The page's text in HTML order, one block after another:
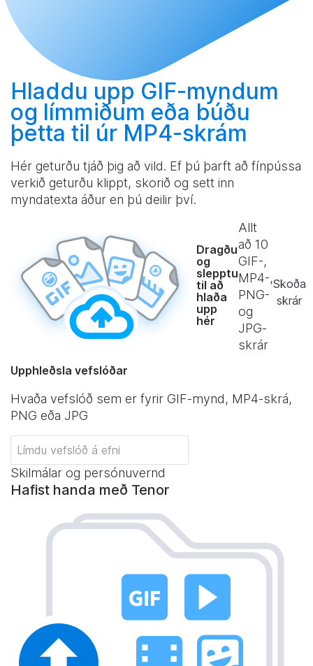
Hladdu upp GIF-myndum
og límmiðum eða búðu
þetta til úr MP4-skrám
Hér geturðu tjáð þig að vild. Ef þú þarft að fínpússa
verkið geturðu klippt, skorið og sett inn
myndatexta áður en þú deilir því.
Dragðu
og
slepptu
til að
hlaða
upp
hér
Allt
að 10
GIF-,
MP4-,
PNG-
og
JPG-
skrár
Skoða
skrár
Upphleðsla vefslóðar
Hvaða vefslóð sem er fyrir GIF-mynd, MP4-skrá,
PNG eða JPG
Skilmálar og persónuvernd
Hafist handa með Tenor